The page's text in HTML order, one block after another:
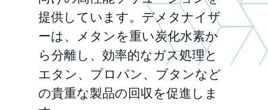
提供しています。デメタナイザ
ーは、メタンを重い炭化水素か
ら分離し、効率的なガス処理と
エタン、プロパン、ブタンなど
の貴重な製品の回収を促進しま